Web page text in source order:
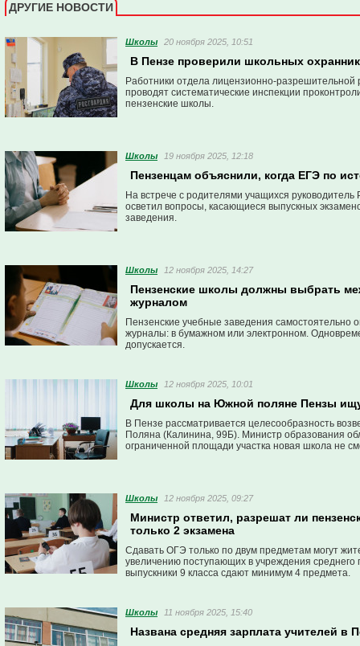
ДРУГИЕ НОВОСТИ
Школы 20 ноября 2025, 10:51
В Пензе проверили школьных
Работники отдела лицензионно-разрешительной
проводят систематические инспекции
пензенские школы.
Школы 19 ноября 2025, 12:18
Пензенцам объяснили, когда ЕГЭ по
На встрече с родителями учащихся
осветил вопросы, касающиеся выпускных
заведения.
Школы 12 ноября 2025, 14:27
Пензенские школы должны выбрать
журналом
Пензенские учебные заведения самостоятельно
журналы: в бумажном или электронном.
допускается.
Школы 12 ноября 2025, 10:01
Для школы на Южной поляне Пензы
В Пензе рассматривается целесообразность
Поляна (Калинина, 99Б). Министр образования
ограниченной площади участка новая школа не
Школы 12 ноября 2025, 09:27
Министр ответил, разрешат ли
только 2 экзамена
Сдавать ОГЭ только по двум предметам могут
увеличению поступающих в учреждения
выпускники 9 класса сдают минимум 4 предмета.
Школы 11 ноября 2025, 15:40
Названа средняя зарплата учителей в